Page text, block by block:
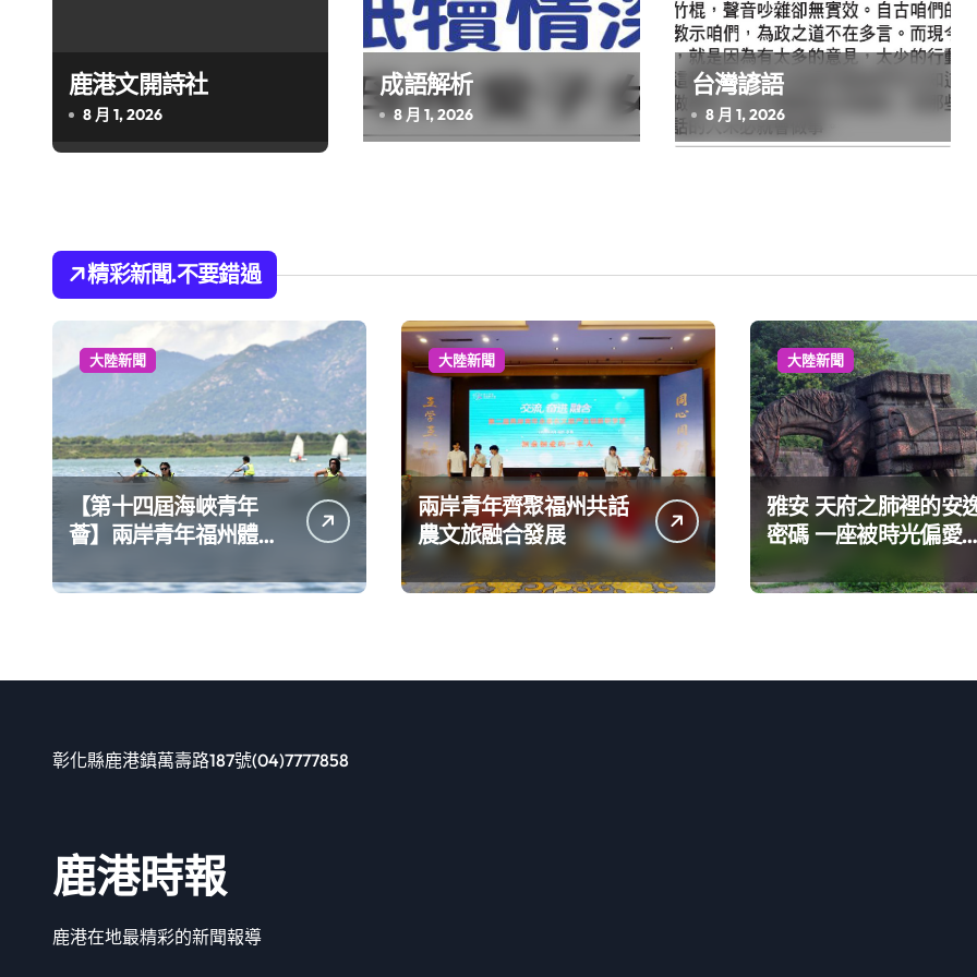
鹿港文開詩社
8 月 1, 2026
成語解析
8 月 1, 2026
台灣諺語
8 月 1, 2026
精彩新聞.不要錯過
大陸新聞
【第十四屆海峽青年
薈】兩岸青年福州體驗
大陸新聞
兩岸青年齊聚福州共話
農文旅融合發展
大陸新聞
雅安 天府之肺裡的安
密碼 一座被時光偏愛
彰化縣鹿港鎮萬壽路187號(04)7777858
鹿港時報
鹿港在地最精彩的新聞報導